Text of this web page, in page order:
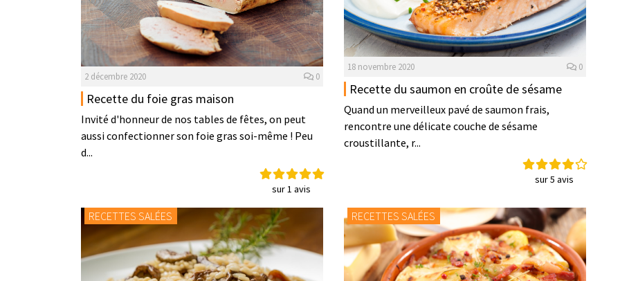
2 décembre 2020 0
Recette du foie gras maison
Invité d'honneur de nos tables de fêtes, on peut
aussi confectionner son foie gras soi-même ! Peu
d...
sur 1 avis
18 novembre 2020 0
Recette du saumon en croûte de sésame
Quand un merveilleux pavé de saumon frais,
rencontre une délicate couche de sésame
croustillante, r...
sur 5 avis
RECETTES SALÉES RECETTES SALÉES